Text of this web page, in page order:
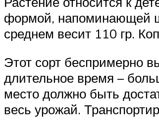
формой, напоминающей
среднем весит 110 гр.
Этот сорт беспримерно
длительное время –
место должно быть
весь урожай.